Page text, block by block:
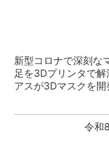
新型コロナで深刻な
足を3Dプリンタで
アスが3Dマスクを開
令和